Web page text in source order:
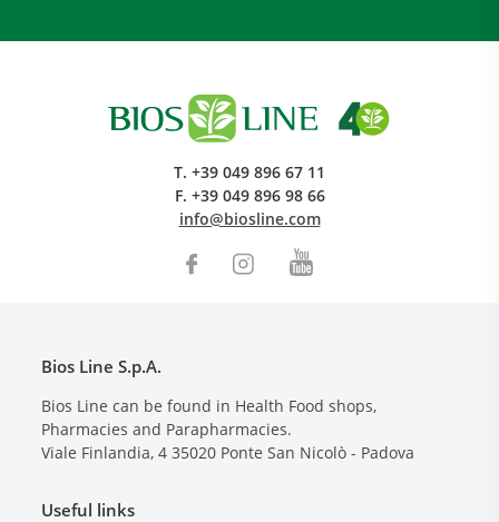
T. +39 049 896 67 11
F. +39 049 896 98 66
info@biosline.com
Bios Line S.p.A.
Bios Line can be found in Health Food shops,
Pharmacies and Parapharmacies.
Viale Finlandia, 4 35020 Ponte San Nicolò - Padova
Useful links